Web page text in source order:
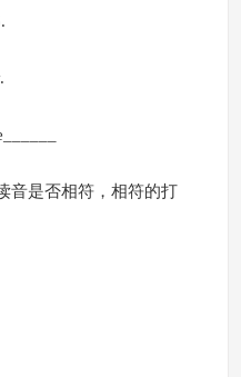
音是否相符，相符的打